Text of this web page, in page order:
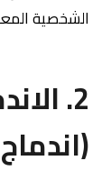
الشخصية
2.